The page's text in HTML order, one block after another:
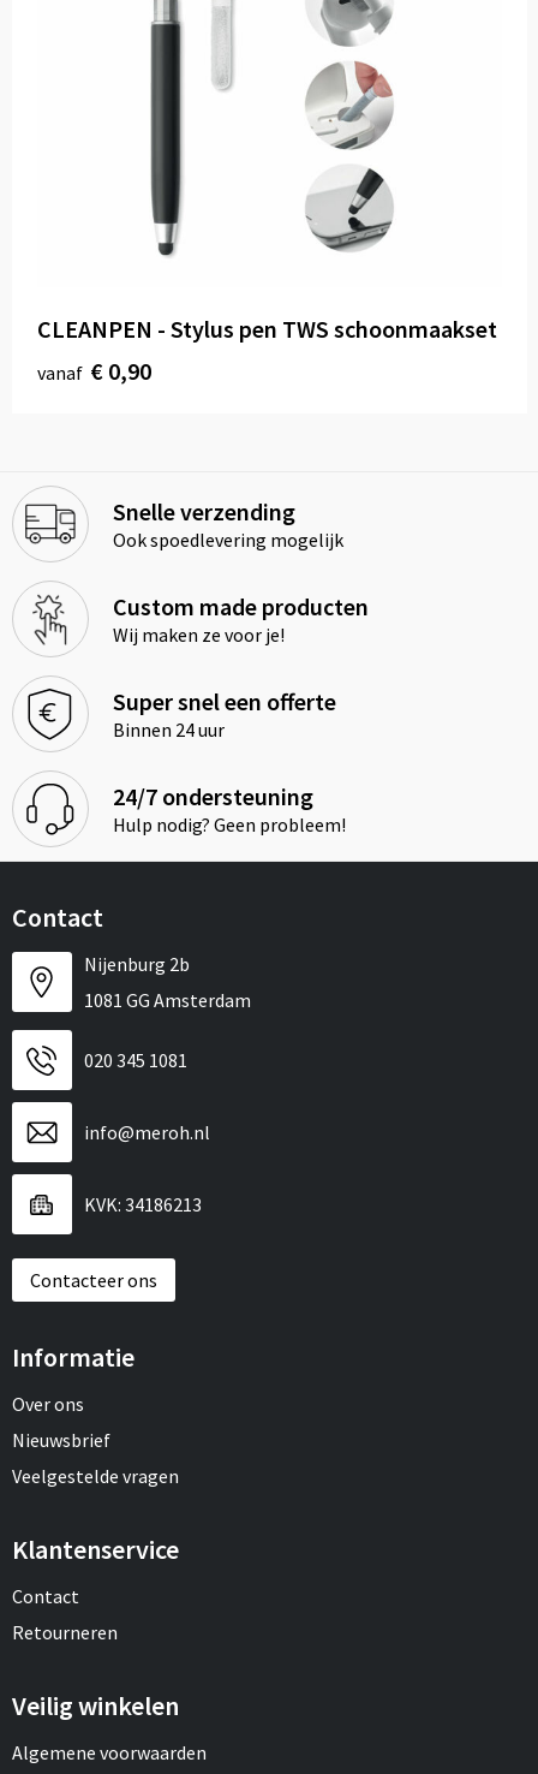
CLEANPEN - Stylus pen TWS schoonmaakset
vanaf € 0,90
Snelle verzending
Ook spoedlevering mogelijk
Custom made producten
Wij maken ze voor je!
Super snel een offerte
Binnen 24 uur
24/7 ondersteuning
Hulp nodig? Geen probleem!
Contact
Nijenburg 2b
1081 GG Amsterdam
020 345 1081
info@meroh.nl
KVK: 34186213
Contacteer ons
Informatie
Over ons
Nieuwsbrief
Veelgestelde vragen
Klantenservice
Contact
Retourneren
Veilig winkelen
Algemene voorwaarden